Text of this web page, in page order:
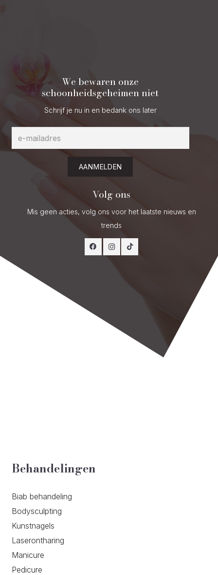
We bewaren onze
schoonheidsgeheimen niet
Schrijf je nu in en bedank ons later
AANMELDEN
Volg ons
Mis geen acties, volg ons voor het laatste nieuws en
trends
Behandelingen
Biab behandeling
Bodysculpting
Kunstnagels
Laserontharing
Manicure
Pedicure